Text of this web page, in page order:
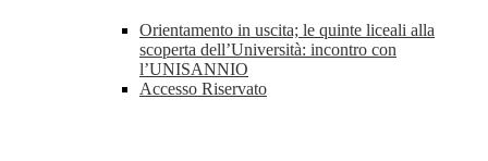
Orientamento in uscita; le quinte liceali alla
scoperta dell’Università: incontro con
l’UNISANNIO
Accesso Riservato